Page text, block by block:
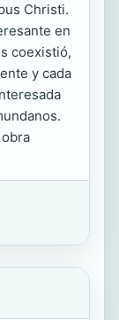
Christi.
en
coexistió,
y cada